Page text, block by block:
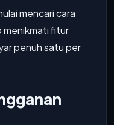
mencari cara
fitur
penuh satu per